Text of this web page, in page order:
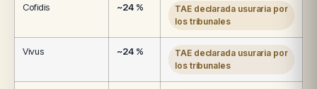
Cofidis ~24 %
TAE declarada usuraria por
los tribunales
Vivus ~24 %
TAE declarada usuraria por
los tribunales